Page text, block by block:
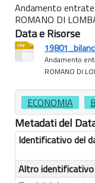
Andamento
ROMANO DI
Data e Risorse
Andamento
ROMANO DI
ECONOMIA
Metadati del
Identificativo del
Altro identificativo